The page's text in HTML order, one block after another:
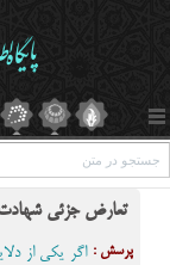
تعارض جزئی
پرسش : اگر یکی از